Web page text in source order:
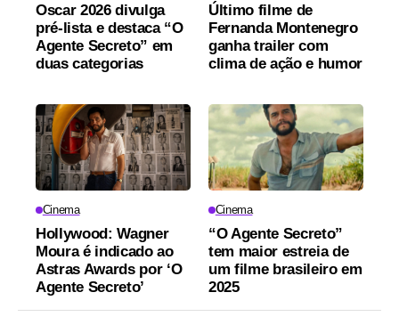
Oscar 2026 divulga
pré-lista e destaca “O
Agente Secreto” em
duas categorias
Último filme de
Fernanda Montenegro
ganha trailer com
clima de ação e humor
Cinema
Hollywood: Wagner
Moura é indicado ao
Astras Awards por ‘O
Agente Secreto’
Cinema
“O Agente Secreto”
tem maior estreia de
um filme brasileiro em
2025